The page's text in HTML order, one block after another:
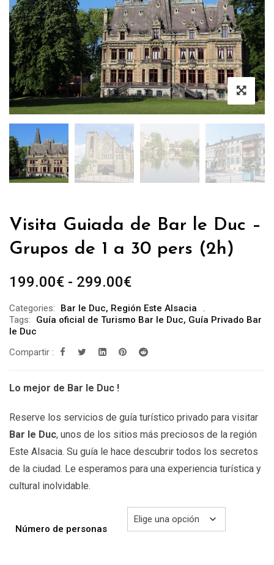
Visita Guiada de Bar le Duc –
Grupos de 1 a 30 pers (2h)
199.00€ - 299.00€Rango
precios:
199.00€
Categories: Bar le Duc, Región Este Alsacia
Tags:
Guía oficial de Turismo Bar le Duc, Guía Privado Bar
le Duc
Compartir :
Lo mejor de Bar le Duc !
Reserve los servicios de guía turístico privado para visitar
Bar le Duc, unos de los sitios más preciosos de la región
Este Alsacia. Su guía le hace descubrir todos los secretos
de la ciudad. Le esperamos para una experiencia turística y
cultural inolvidable.
Número de personas